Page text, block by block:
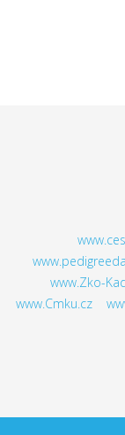
www.Zko-
www.Cmku.cz